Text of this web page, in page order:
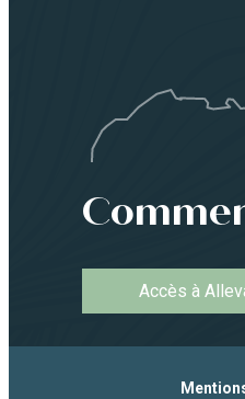
Accès à